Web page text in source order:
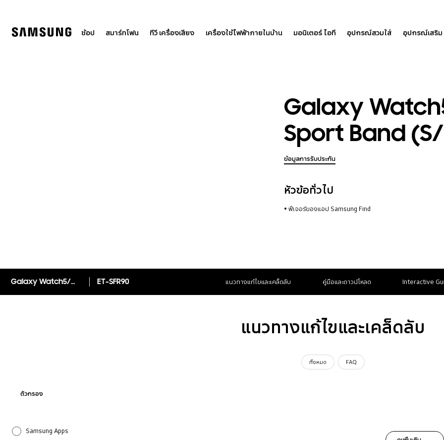
ช้อป สมาร์ทโฟน ทีวี เครื่องเสียง เครื่องใช้ไฟฟ้าภายในบ้าน มอนิเตอร์ ไอที อุปกรณ์สวมใส่ อุปกรณ์เสริม
Galaxy
Sport Band
ข้อมูลการรับประกัน
หัวข้อทั่วไป
ฟีเจอร์ของแอป Samsung Find
Galaxy Watch5/Watch5 Pro Sport Band (S/M) ET-SFR90 แนวทางแก้ไขและเคล็ดลับ คู่มือและดาวน์โหลด Interactive
แนวทางแก้ไขและเคล็ดลับ
ทั้งหมด FAQ
ตัวกรอง
Samsung Apps